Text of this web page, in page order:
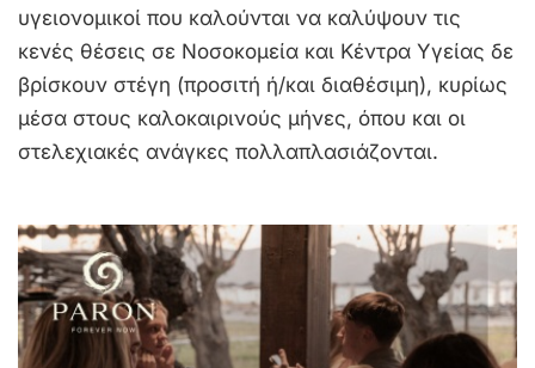
υγειονομικοί που καλούνται να καλύψουν τις
κενές θέσεις σε Νοσοκομεία και Κέντρα Υγείας δε
βρίσκουν στέγη (προσιτή ή/και διαθέσιμη), κυρίως
μέσα στους καλοκαιρινούς μήνες, όπου και οι
στελεχιακές ανάγκες πολλαπλασιάζονται.